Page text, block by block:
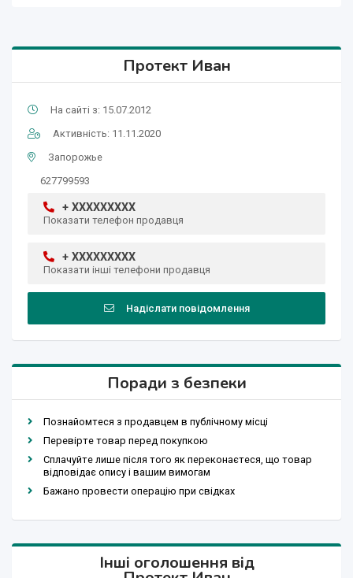
Протект Иван
На сайті з: 15.07.2012
Активність: 11.11.2020
Запорожье
627799593
+ XXXXXXXXX
Показати телефон продавця
+ XXXXXXXXX
Показати інші телефони продавця
Надіслати повідомлення
Поради з безпеки
Познайомтеся з продавцем в публічному місці
Перевірте товар перед покупкою
Сплачуйте лише після того як переконаєтеся, що товар
відповідає опису і вашим вимогам
Бажано провести операцію при свідках
Інші оголошення від